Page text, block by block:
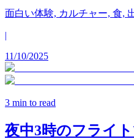
面白い体験, カルチャー, 食,
|
11/10/2025
3 min to read
夜中3時のフライ